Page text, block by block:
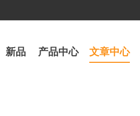
新品 产品中心 文章中心